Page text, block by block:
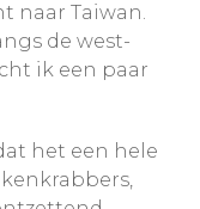
naar Taiwan.
de west-
ik een paar
het een hele